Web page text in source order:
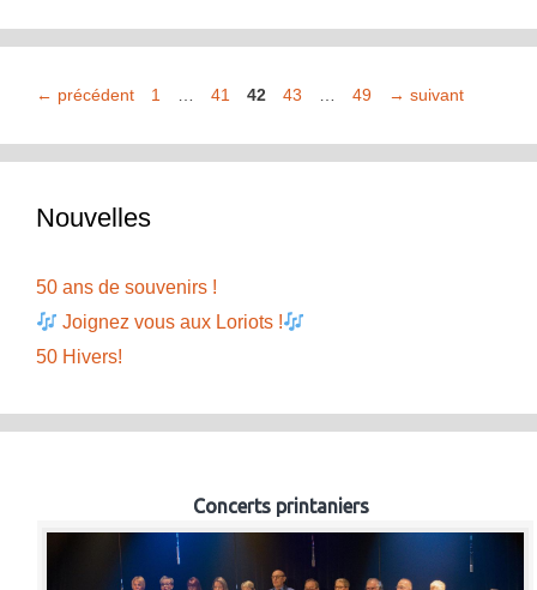
← précédent Page
1 Page
41 Page
42 Page
43 Page
49 → suivant
Nouvelles
50 ans de souvenirs !
Joignez vous aux Loriots !
50 Hivers!
Concerts printaniers